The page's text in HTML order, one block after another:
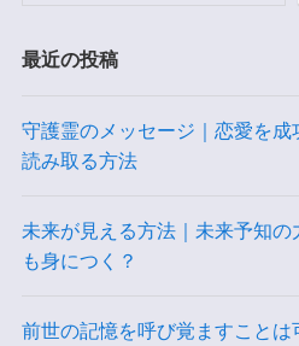
最近の投稿
守護霊のメッセージ｜恋愛を
読み取る方法
未来が見える方法｜未来予知
も身につく？
前世の記憶を呼び覚ますこと